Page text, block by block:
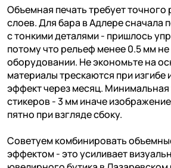
Объемная печать требует точного
слоев. Для бара в Адлере сначала
с тонкими деталями - пришлось
потому что рельеф менее 0.5 мм
оборудовании. Не экономьте на
материалы трескаются при
эффект через месяц. Минимальная
стикеров - 3 мм иначе
пятно при взгляде сбоку.
Советуем комбинировать
эффектом - это усиливает